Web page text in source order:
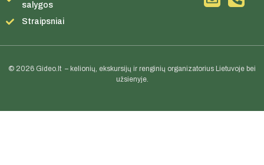
salygos
Straipsniai
© 2026 Gideo.lt – kelionių, ekskursijų ir renginių organizatorius Lietuvoje bei
užsienyje.